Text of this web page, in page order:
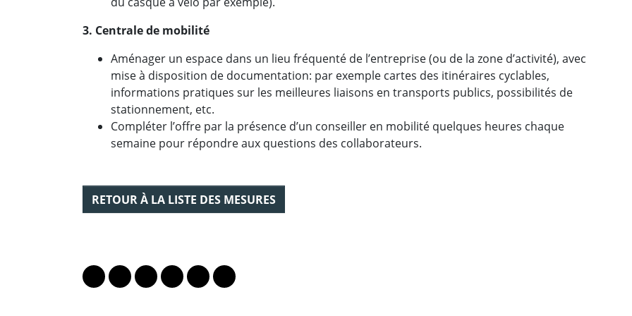
3. Centrale de mobilité
Aménager un espace dans un lieu fréquenté de l’entreprise (ou de la zone d’activité), avec
mise à disposition de documentation: par exemple cartes des itinéraires cyclables,
informations pratiques sur les meilleures liaisons en transports publics, possibilités de
stationnement, etc.
Compléter l’offre par la présence d’un conseiller en mobilité quelques heures chaque
semaine pour répondre aux questions des collaborateurs.
RETOUR À LA LISTE DES MESURES
Lien vers le profil Mastodon
Lien vers le profil Bluesky
Lien vers le profil Instagram
Lien vers le profil Linkedin
Lien vers le profil Facebook
Lien vers le profil Twitter